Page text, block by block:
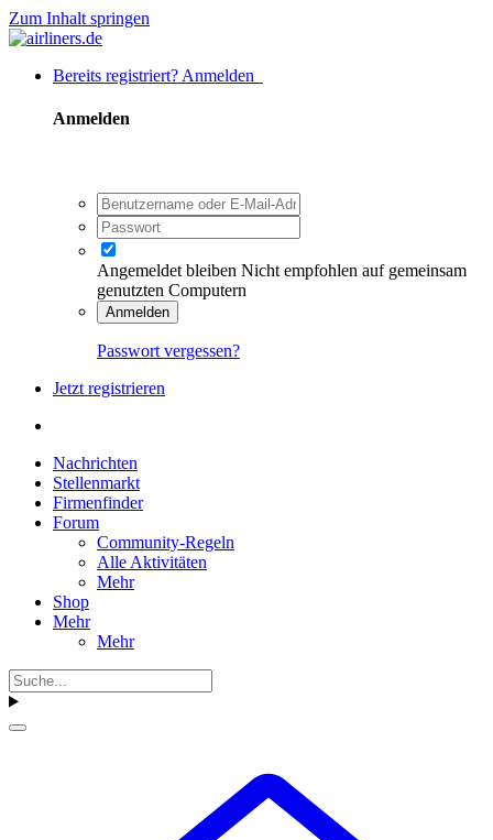
Zum Inhalt springen
Bereits registriert? Anmelden
Anmelden
Angemeldet bleiben Nicht empfohlen auf gemeinsam
genutzten Computern
Anmelden
Passwort vergessen?
Jetzt registrieren
Nachrichten
Stellenmarkt
Firmenfinder
Forum
Community-Regeln
Alle Aktivitäten
Mehr
Shop
Mehr
Mehr